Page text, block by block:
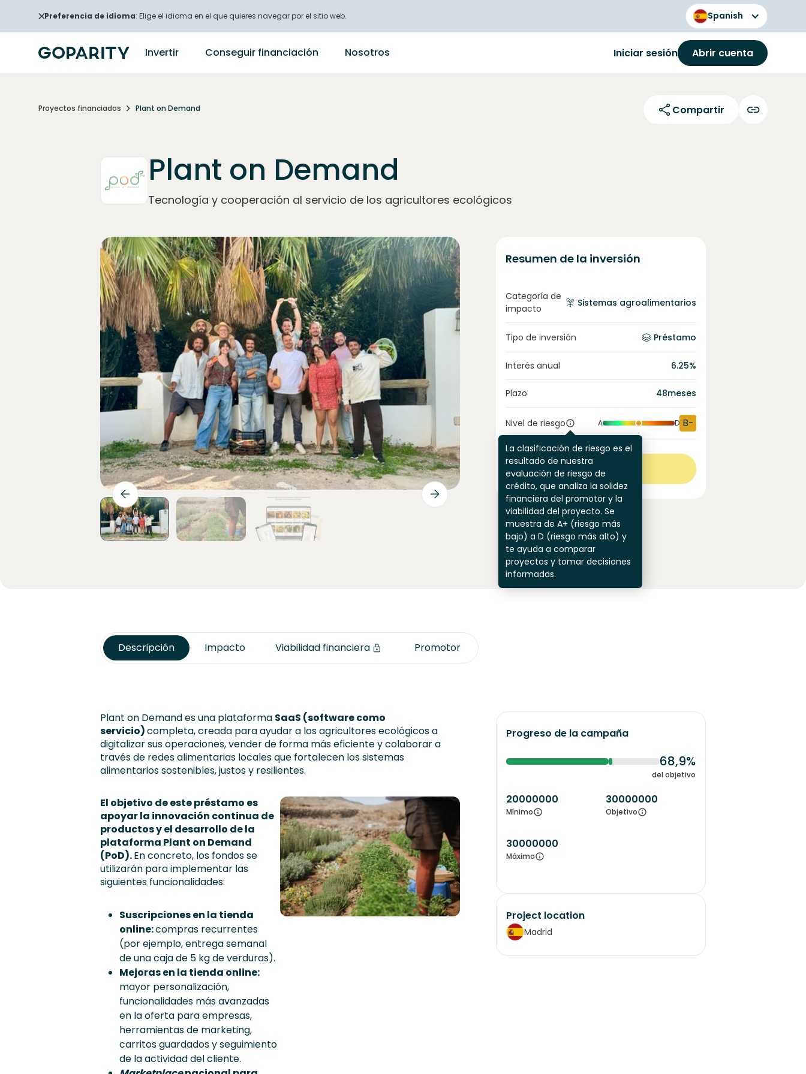
Preferencia de idioma: Elige el idioma en el que quieres navegar por el sitio web. Spanish
Invertir Conseguir financiación Nosotros Iniciar sesión Abrir cuenta
Proyectos financiados Plant on Demand Compartir
Plant on Demand
Tecnología y cooperación al servicio de los agricultores ecológicos
Resumen de la inversión
Categoría de
impacto
Sistemas agroalimentarios
Tipo de inversión Préstamo
Interés anual 6.25%
Plazo 48meses
Nivel de riesgo
La clasificación de riesgo es el
resultado de nuestra
evaluación de riesgo de
crédito, que analiza la solidez
financiera del promotor y la
viabilidad del proyecto. Se
muestra de A+ (riesgo más
bajo) a D (riesgo más alto) y
te ayuda a comparar
proyectos y tomar decisiones
informadas.
A D B-
Ver más
Descripción Impacto Viabilidad financiera Promotor
Plant on Demand es una plataforma SaaS (software como
servicio)completa, creada para ayudar a los agricultores ecológicos a
digitalizar sus operaciones, vender de forma más eficiente y colaborar a
través de redes alimentarias locales que fortalecen los sistemas
alimentarios sostenibles, justos y resilientes.
El objetivo de este préstamo es
apoyar la innovación continua de
productos y el desarrollo de la
plataforma Plant on Demand
(PoD).En concreto, los fondos se
utilizarán para implementar las
siguientes funcionalidades:
Suscripciones en la tienda
online:compras recurrentes
(por ejemplo, entrega semanal
de una caja de 5 kg de verduras).
Mejoras en la tienda online:
mayor personalización,
funcionalidades más avanzadas
en la oferta para empresas,
herramientas de marketing,
carritos guardados y seguimiento
de la actividad del cliente.
Progreso de la campaña
68,9%
del objetivo
20000000
Mínimo
30000000
Objetivo
30000000
Máximo
Project location
Madrid